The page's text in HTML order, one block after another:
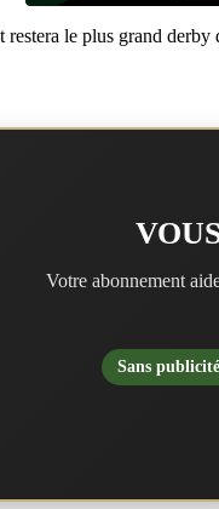
le plus grand
Votre abonnement
Sans publicité